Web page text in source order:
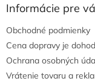
Informácie pre
Obchodné podmienky
Cena dopravy je
Ochrana osobných
Vrátenie tovaru a